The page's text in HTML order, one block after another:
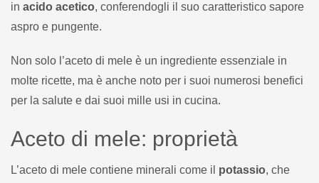
in acido acetico, conferendogli il suo caratteristico sapore
aspro e pungente.
Non solo l’aceto di mele è un ingrediente essenziale in
molte ricette, ma è anche noto per i suoi numerosi benefici
per la salute e dai suoi mille usi in cucina.
Aceto di mele: proprietà
L’aceto di mele contiene minerali come il potassio, che